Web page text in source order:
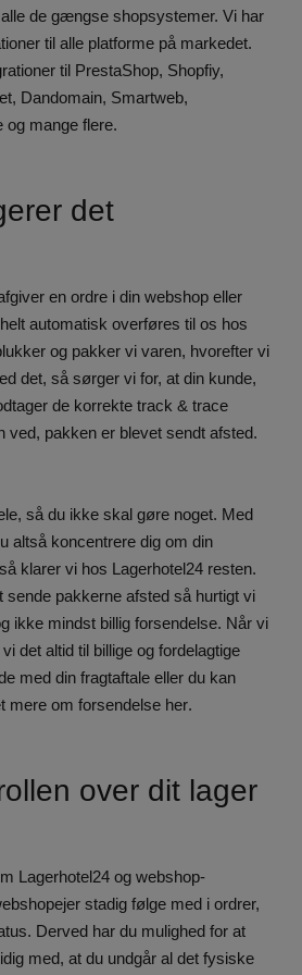
de gængse shopsystemer. Vi har
til alle platforme på markedet.
til PrestaShop, Shopfiy,
Dandomain, Smartweb,
og mange flere.
det
en ordre i din webshop eller
automatisk overføres til os hos
og pakker vi varen, hvorefter vi
det, så sørger vi for, at din kunde,
de korrekte track & trace
ved, pakken er blevet sendt afsted.
så du ikke skal gøre noget. Med
altså koncentrere dig om din
klarer vi hos Lagerhotel24 resten.
sende pakkerne afsted så hurtigt vi
ikke mindst billig forsendelse. Når vi
det altid til billige og fordelagtige
med din fragtaftale eller du kan
mere om forsendelse her.
over dit lager
Lagerhotel24 og webshop-
stadig følge med i ordrer,
Derved har du mulighed for at
med, at du undgår al det fysiske